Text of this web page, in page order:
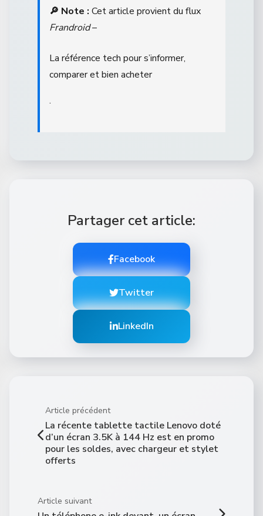
🔎 Note : Cet article provient du flux
Frandroid–
La référence tech pour s’informer,
comparer et bien acheter
.
Partager cet article:
Facebook
Twitter
LinkedIn
Article précédent
La récente tablette tactile Lenovo doté
d’un écran 3.5K à 144 Hz est en promo
pour les soldes, avec chargeur et stylet
offerts
Article suivant